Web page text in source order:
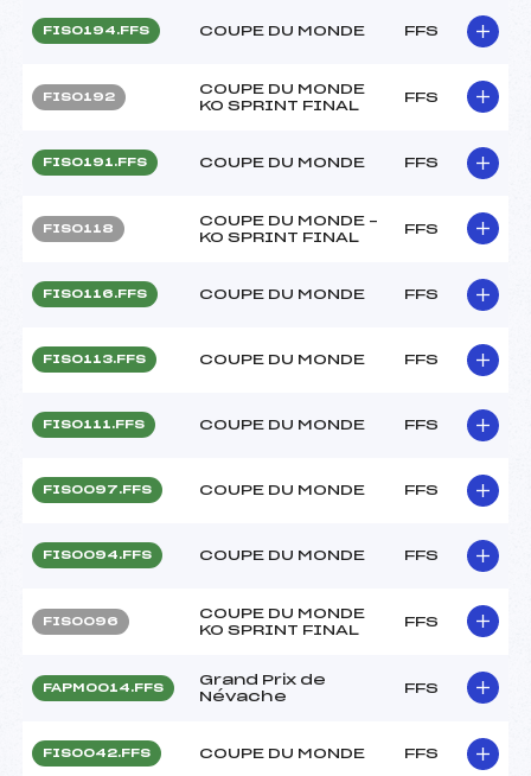
FIS0194.FFS COUPE DU MONDE FFS
FIS0192
COUPE DU MONDE
KO SPRINT FINAL
FFS
FIS0191.FFS COUPE DU MONDE FFS
FIS0118
COUPE DU MONDE –
KO SPRINT FINAL
FFS
FIS0116.FFS COUPE DU MONDE FFS
FIS0113.FFS COUPE DU MONDE FFS
FIS0111.FFS COUPE DU MONDE FFS
FIS0097.FFS COUPE DU MONDE FFS
FIS0094.FFS COUPE DU MONDE FFS
FIS0096
COUPE DU MONDE
KO SPRINT FINAL
FFS
FAPM0014.FFS
Grand Prix de
Névache
FFS
FIS0042.FFS COUPE DU MONDE FFS